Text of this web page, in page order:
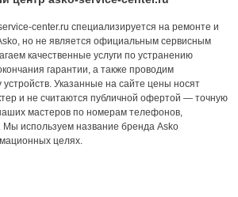
center.ru специализируется на ремонте и
но не является официальным сервисным
качественные услуги по устранению
гарантии, а также проводим
устройств. Указанные на сайте цены носят
и не считаются публичной офертой — точную
мастеров по номерам телефонов,
используем название бренда Asko
целях.